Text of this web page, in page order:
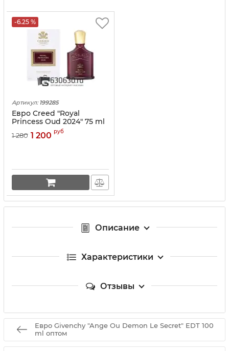
-6.25 %
Артикул: 199285
Евро Creed "Royal
Princess Oud 2024" 75 ml
1 280 1 200 руб
Описание
Характеристики
Отзывы
Евро Givenchy "Ange Ou Demon Le Secret" EDT 100
ml оптом